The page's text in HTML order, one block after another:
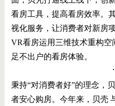
看房工具，提高看房效率。
视化服务，让消费者对新房
VR看房运用三维技术重构空
足不出户的看房体验。
秉持“对消费者好”的理念，
者安心购房。今年来，贝壳